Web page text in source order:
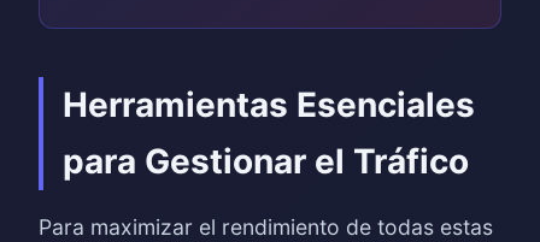
Herramientas Esenciales
para Gestionar el Tráfico
Para maximizar el rendimiento de todas estas